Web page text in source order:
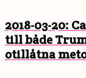
2018-03-20:
till både
otillåtna